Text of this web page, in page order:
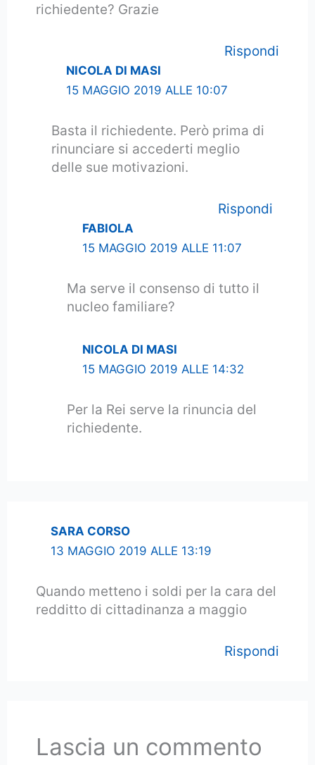
richiedente? Grazie
Rispondi
NICOLA DI MASI
15 MAGGIO 2019 ALLE 10:07
Basta il richiedente. Però prima di
rinunciare si accederti meglio
delle sue motivazioni.
Rispondi
FABIOLA
15 MAGGIO 2019 ALLE 11:07
Ma serve il consenso di tutto il
nucleo familiare?
NICOLA DI MASI
15 MAGGIO 2019 ALLE 14:32
Per la Rei serve la rinuncia del
richiedente.
SARA CORSO
13 MAGGIO 2019 ALLE 13:19
Quando metteno i soldi per la cara del
redditto di cittadinanza a maggio
Rispondi
Lascia un commento